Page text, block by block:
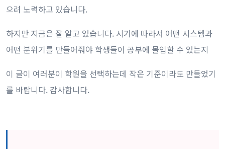
으려 노력하고 있습니다.
하지만 지금은 잘 알고 있습니다. 시기에 따라서 어떤 시스템과
어떤 분위기를 만들어줘야 학생들이 공부에 몰입할 수 있는지
이 글이 여러분이 학원을 선택하는데 작은 기준이라도 만들었기
를 바랍니다. 감사합니다.